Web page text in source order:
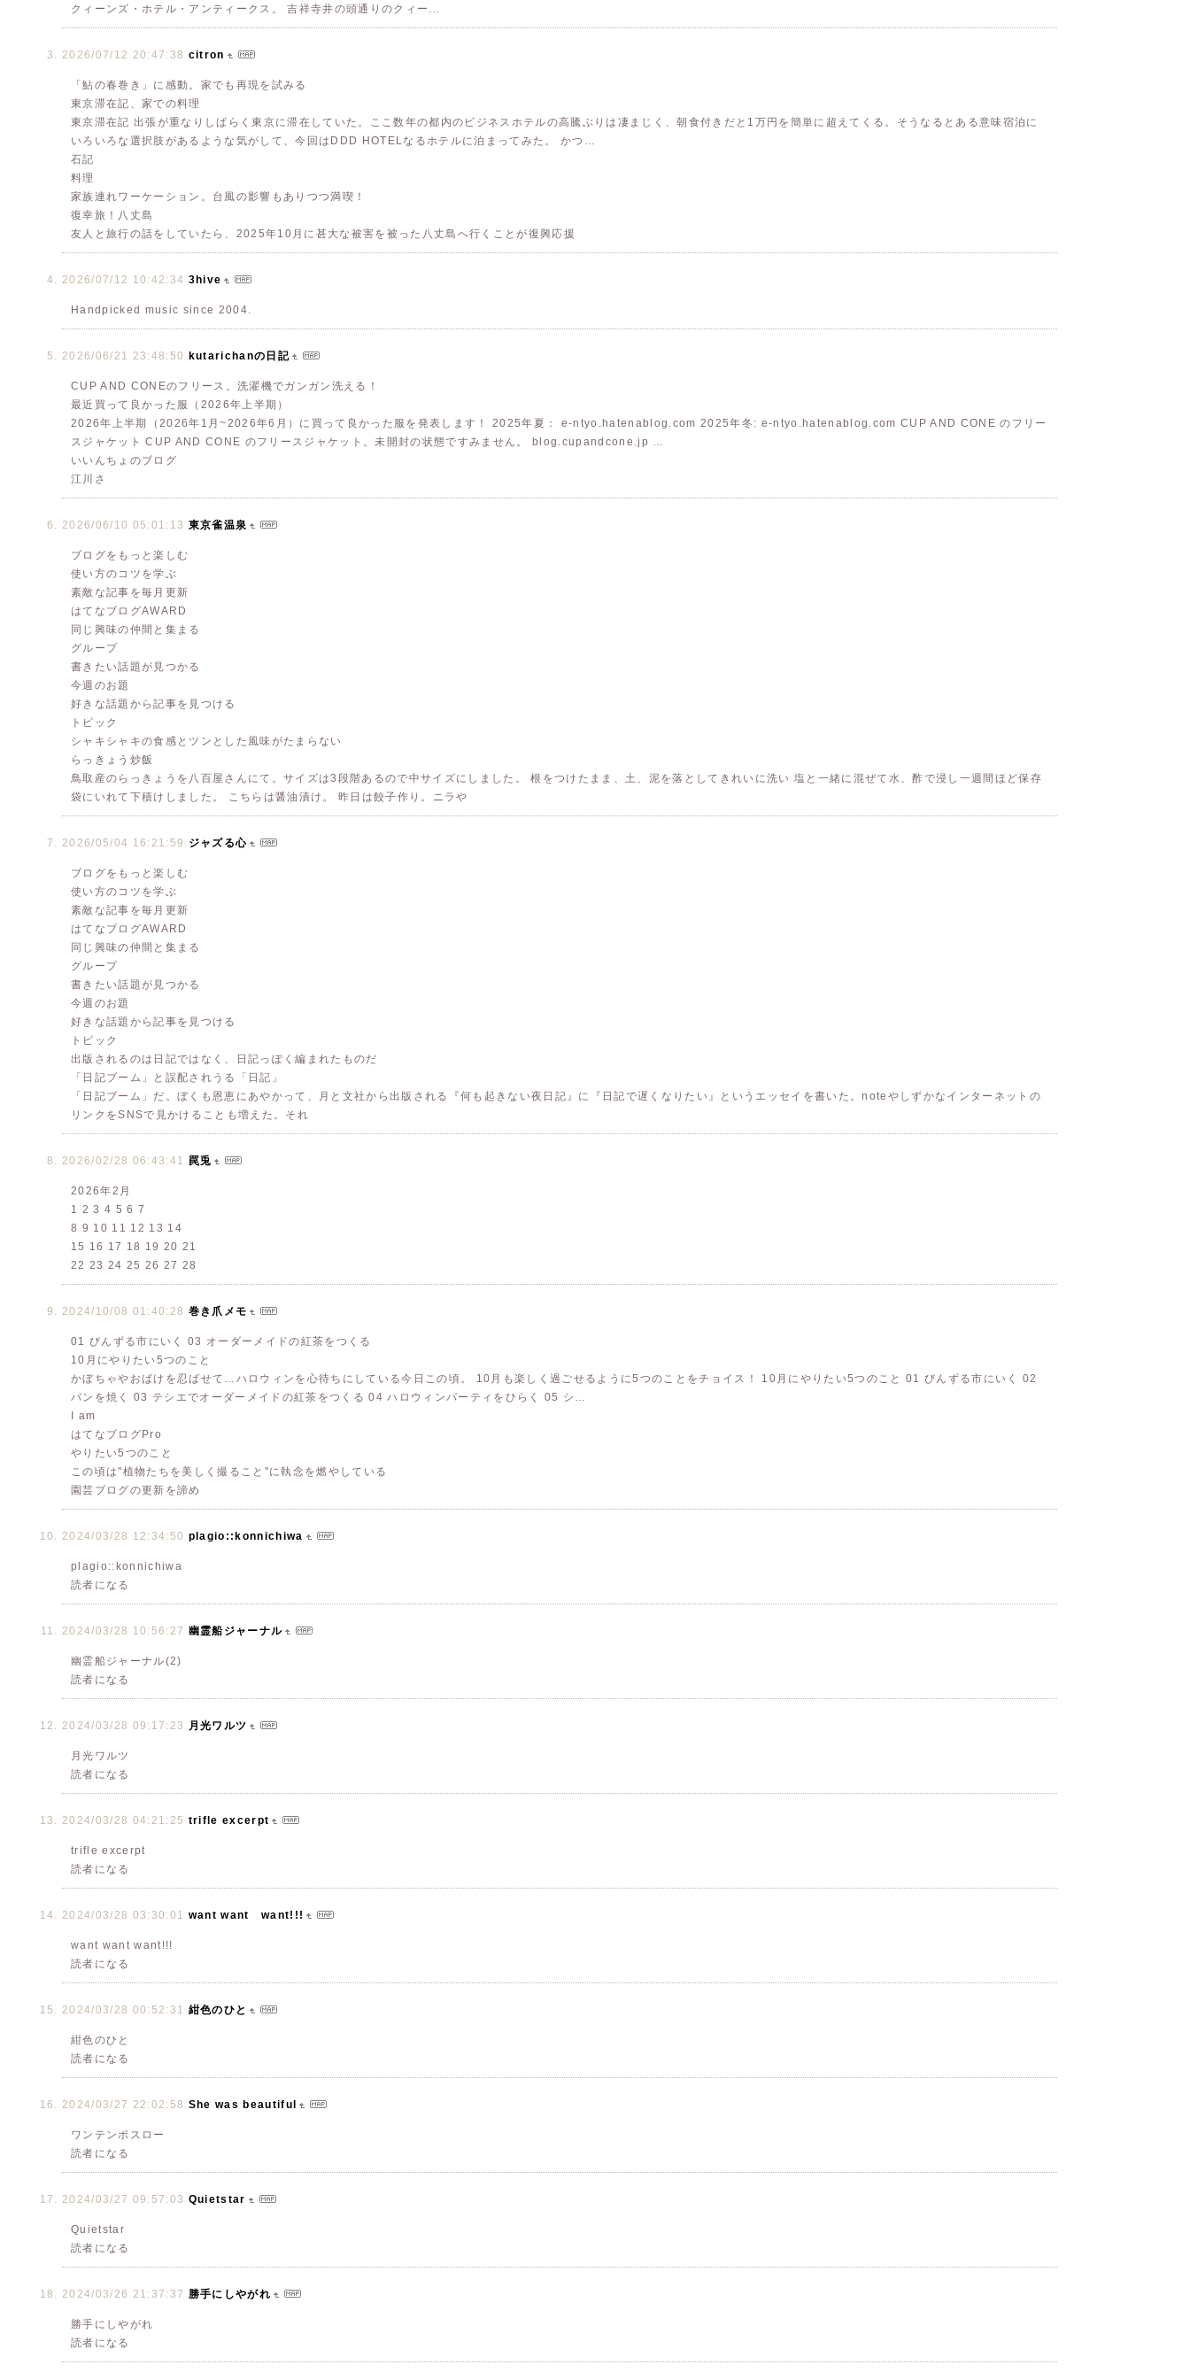
クィーンズ・ホテル・アンティークス。 吉祥寺井の頭通りのクィー...
2026/07/12 20:47:38 citron
「鮎の春巻き」に感動。家でも再現を試みる
東京滞在記、家での料理
東京滞在記 出張が重なりしばらく東京に滞在していた。ここ数年の都内のビジネスホテルの高騰ぶりは凄まじく、朝食付きだと1万円を簡単に超えてくる。そうなるとある意味宿泊に
いろいろな選択肢があるような気がして、今回はDDD HOTELなるホテルに泊まってみた。 かつ…
石記
料理
家族連れワーケーション。台風の影響もありつつ満喫！
復幸旅！八丈島
友人と旅行の話をしていたら、2025年10月に甚大な被害を被った八丈島へ行くことが復興応援
2026/07/12 10:42:34 3hive
Handpicked music since 2004.
2026/06/21 23:48:50 kutarichanの日記
CUP AND CONEのフリース。洗濯機でガンガン洗える！
最近買って良かった服（2026年上半期）
2026年上半期（2026年1月~2026年6月）に買って良かった服を発表します！ 2025年夏： e-ntyo.hatenablog.com 2025年冬: e-ntyo.hatenablog.com CUP AND CONE のフリー
スジャケット CUP AND CONE のフリースジャケット。未開封の状態ですみません。 blog.cupandcone.jp …
いいんちょのブログ
江川さ
2026/06/10 05:01:13 東京雀温泉
ブログをもっと楽しむ
使い方のコツを学ぶ
素敵な記事を毎月更新
はてなブログAWARD
同じ興味の仲間と集まる
グループ
書きたい話題が見つかる
今週のお題
好きな話題から記事を見つける
トピック
シャキシャキの食感とツンとした風味がたまらない
らっきょう炒飯
鳥取産のらっきょうを八百屋さんにて。サイズは3段階あるので中サイズにしました。 根をつけたまま、土、泥を落としてきれいに洗い 塩と一緒に混ぜて水、酢で浸し一週間ほど保存
袋にいれて下積けしました。 こちらは醤油漬け。 昨日は餃子作り。ニラや
2026/05/04 16:21:59 ジャズる心
ブログをもっと楽しむ
使い方のコツを学ぶ
素敵な記事を毎月更新
はてなブログAWARD
同じ興味の仲間と集まる
グループ
書きたい話題が見つかる
今週のお題
好きな話題から記事を見つける
トピック
出版されるのは日記ではなく、日記っぽく編まれたものだ
「日記ブーム」と誤配されうる「日記」
「日記ブーム」だ。ぼくも恩恵にあやかって、月と文社から出版される『何も起きない夜日記』に『日記で遅くなりたい』というエッセイを書いた。noteやしずかなインターネットの
リンクをSNSで見かけることも増えた。それ
2026/02/28 06:43:41 罠兎
2026年2月
1 2 3 4 5 6 7
8 9 10 11 12 13 14
15 16 17 18 19 20 21
22 23 24 25 26 27 28
2024/10/08 01:40:28 巻き爪メモ
01 びんずる市にいく 03 オーダーメイドの紅茶をつくる
10月にやりたい5つのこと
かぼちゃやおばけを忍ばせて…ハロウィンを心待ちにしている今日この頃。 10月も楽しく過ごせるように5つのことをチョイス！ 10月にやりたい5つのこと 01 びんずる市にいく 02
パンを焼く 03 テシエでオーダーメイドの紅茶をつくる 04 ハロウィンパーティをひらく 05 シ…
I am
はてなブログPro
やりたい5つのこと
この頃は"植物たちを美しく撮ること"に執念を燃やしている
園芸ブログの更新を諦め
2024/03/28 12:34:50 plagio::konnichiwa
plagio::konnichiwa
読者になる
2024/03/28 10:56:27 幽霊船ジャーナル
幽霊船ジャーナル(2)
読者になる
2024/03/28 09:17:23 月光ワルツ
月光ワルツ
読者になる
2024/03/28 04:21:25 trifle excerpt
trifle excerpt
読者になる
2024/03/28 03:30:01 want want want!!!
want want want!!!
読者になる
2024/03/28 00:52:31 紺色のひと
紺色のひと
読者になる
2024/03/27 22:02:58 She was beautiful
ワンテンポスロー
読者になる
2024/03/27 09:57:03 Quietstar
Quietstar
読者になる
2024/03/26 21:37:37 勝手にしやがれ
勝手にしやがれ
読者になる